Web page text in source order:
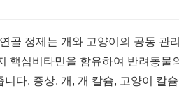
골 정제는 개와 고양이의 공동 관
핵심비타민을 함유하여 반려동
다. 증상. 개, 개 칼슘, 고양이 칼